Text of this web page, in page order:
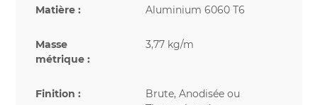
Matière : Aluminium 6060 T6
Masse
métrique :
3,77 kg/m
Finition :
Brute, Anodisée ou